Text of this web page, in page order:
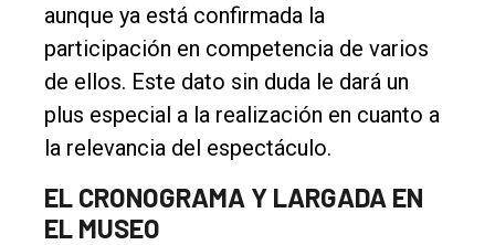
aunque ya está confirmada la
participación en competencia de varios
de ellos. Este dato sin duda le dará un
plus especial a la realización en cuanto a
la relevancia del espectáculo.
EL CRONOGRAMA Y LARGADA EN
EL MUSEO